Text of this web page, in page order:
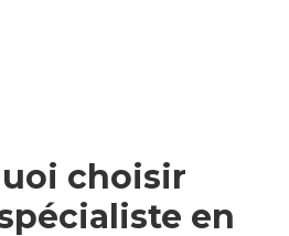
choisir
en